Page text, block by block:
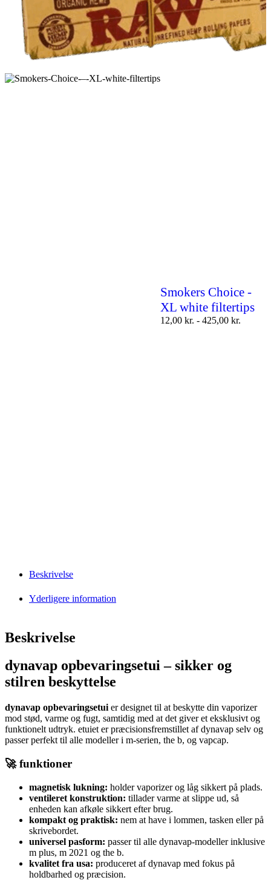
Smokers Choice -
XL white filtertips
12,00 kr. - 425,00 kr.
Beskrivelse
Yderligere information
Beskrivelse
dynavap opbevaringsetui – sikker og
stilren beskyttelse
dynavap opbevaringsetui er designet til at beskytte din vaporizer
mod stød, varme og fugt, samtidig med at det giver et eksklusivt og
funktionelt udtryk. etuiet er præcisionsfremstillet af dynavap selv og
passer perfekt til alle modeller i m-serien, the b, og vapcap.
🚀 funktioner
magnetisk lukning: holder vaporizer og låg sikkert på plads.
ventileret konstruktion: tillader varme at slippe ud, så
enheden kan afkøle sikkert efter brug.
kompakt og praktisk: nem at have i lommen, tasken eller på
skrivebordet.
universel pasform: passer til alle dynavap-modeller inklusive
m plus, m 2021 og the b.
kvalitet fra usa: produceret af dynavap med fokus på
holdbarhed og præcision.